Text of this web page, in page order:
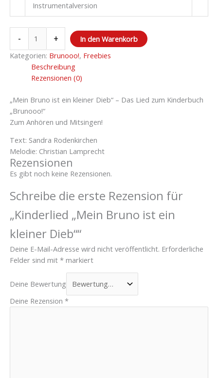
Instrumentalversion
- +
In den Warenkorb
Kategorien: Brunooo!, Freebies
Beschreibung
Rezensionen (0)
„Mein Bruno ist ein kleiner Dieb“ – Das Lied zum Kinderbuch
„Brunooo!“
Zum Anhören und Mitsingen!
Text: Sandra Rodenkirchen
Melodie: Christian Lamprecht
Rezensionen
Es gibt noch keine Rezensionen.
Schreibe die erste Rezension für
„Kinderlied „Mein Bruno ist ein
kleiner Dieb““
Deine E-Mail-Adresse wird nicht veröffentlicht. Erforderliche
Felder sind mit * markiert
Deine Bewertung
Deine Rezension *